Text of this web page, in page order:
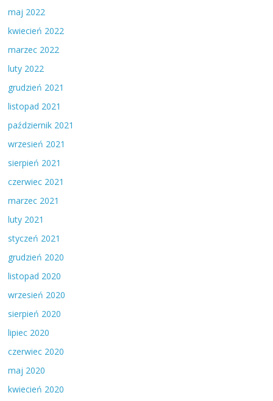
maj 2022
kwiecień 2022
marzec 2022
luty 2022
grudzień 2021
listopad 2021
październik 2021
wrzesień 2021
sierpień 2021
czerwiec 2021
marzec 2021
luty 2021
styczeń 2021
grudzień 2020
listopad 2020
wrzesień 2020
sierpień 2020
lipiec 2020
czerwiec 2020
maj 2020
kwiecień 2020